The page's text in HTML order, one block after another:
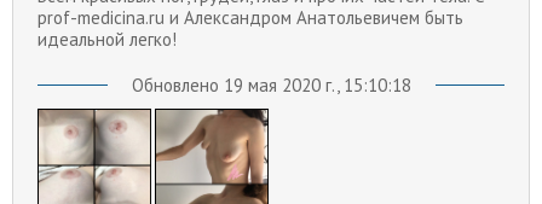
prof-medicina.ru и Александром Анатольевичем быть
идеальной легко!
Обновлено 19 мая 2020 г., 15:10:18